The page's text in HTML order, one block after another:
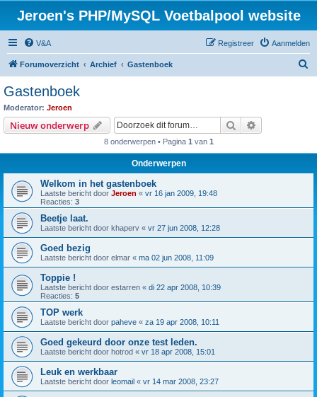
Jeroen's PHP/MySQL Voetbalpool website
V&A Aanmelden
Registreer
Forumoverzicht Archief Gastenboek
Gastenboek
Moderator: Jeroen
Nieuw onderwerp Zoek
8 onderwerpen • Pagina 1 van 1
Onderwerpen
Welkom in het gastenboek
Laatste bericht door Jeroen « vr 16 jan 2009, 19:48
Reacties: 3
Beetje laat.
Laatste bericht door khaperv « vr 27 jun 2008, 12:28
Goed bezig
Laatste bericht door elmar « ma 02 jun 2008, 11:09
Toppie !
Laatste bericht door estarren « di 22 apr 2008, 10:39
Reacties: 5
TOP werk
Laatste bericht door paheve « za 19 apr 2008, 10:11
Goed gekeurd door onze test leden.
Laatste bericht door hotrod « vr 18 apr 2008, 15:01
Leuk en werkbaar
Laatste bericht door leomail « vr 14 mar 2008, 23:27